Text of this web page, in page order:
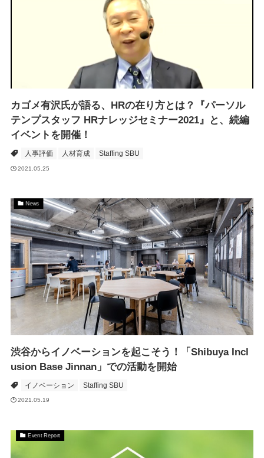
カゴメ有沢氏が語る、HRの在り方とは？『パーソル
テンプスタッフ HRナレッジセミナー2021』と、続編
イベントを開催！
人事評価 人材育成 Staffing SBU
2021.05.25
News
渋谷からイノベーションを起こそう！「Shibuya Incl
usion Base Jinnan」での活動を開始
イノベーション Staffing SBU
2021.05.19
Event Report